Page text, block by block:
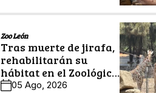
Zoo León
Tras muerte de jirafa,
rehabilitarán su
hábitat en el Zoológico
de León
05 Ago, 2026